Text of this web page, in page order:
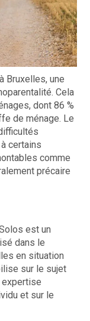
Bruxelles, une
Cela
dont 86 %
de ménage. Le
certains
comme
précaire
est un
dans le
en situation
sur le sujet
expertise
et sur le